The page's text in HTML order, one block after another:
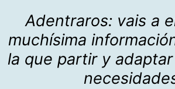
Adentraros: vais a
muchísima
la que partir y